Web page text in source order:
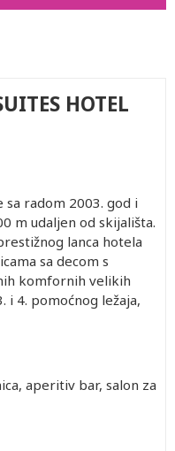
HOTEL
sa radom 2003. god i
m udaljen od skijališta.
lanca hotela
sa decom s
komfornih velikih
i 4. pomoćnog ležaja,
aperitiv bar, salon za